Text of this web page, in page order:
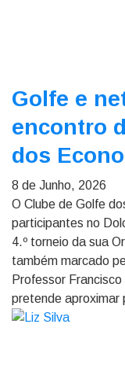
Golfe e
encontro
dos
8 de Junho, 2026
O Clube de Golfe
participantes no
4.º torneio da sua
também marcado
Professor
pretende aproximar